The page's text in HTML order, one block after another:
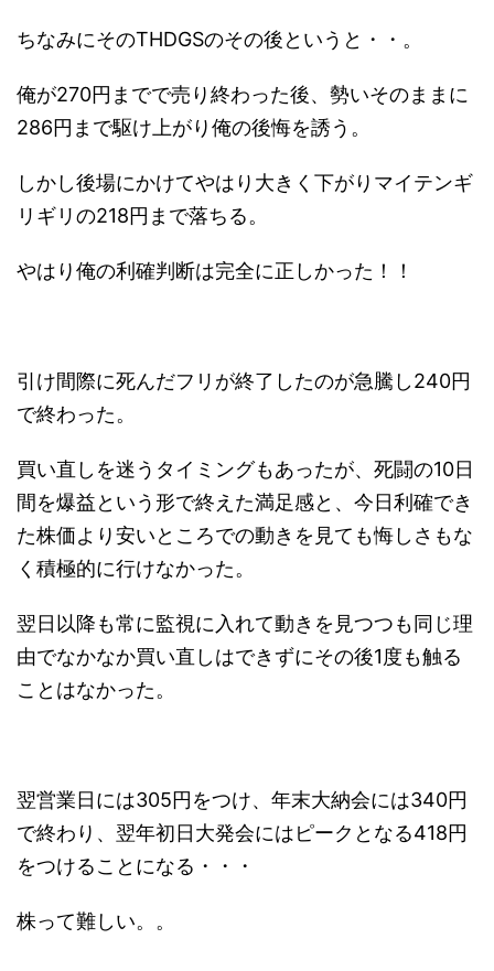
ちなみにそのTHDGSのその後というと・・。
俺が270円までで売り終わった後、勢いそのままに
286円まで駆け上がり俺の後悔を誘う。
しかし後場にかけてやはり大きく下がりマイテンギ
リギリの218円まで落ちる。
やはり俺の利確判断は完全に正しかった！！
引け間際に死んだフリが終了したのが急騰し240円
で終わった。
買い直しを迷うタイミングもあったが、死闘の10日
間を爆益という形で終えた満足感と、今日利確でき
た株価より安いところでの動きを見ても悔しさもな
く積極的に行けなかった。
翌日以降も常に監視に入れて動きを見つつも同じ理
由でなかなか買い直しはできずにその後1度も触る
ことはなかった。
翌営業日には305円をつけ、年末大納会には340円
で終わり、翌年初日大発会にはピークとなる418円
をつけることになる・・・
株って難しい。。